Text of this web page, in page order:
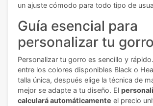
un ajuste cómodo para todo tipo de
Guía esencial para
personalizar tu gorro
Personalizar tu gorro es sencillo y
entre los colores disponibles Black o
talla única, después elige la técnica de
mejor se adapte a tu diseño. El
calculará automáticamente el precio